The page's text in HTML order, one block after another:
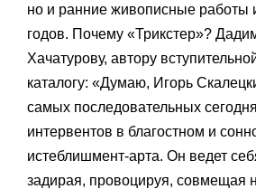
но и ранние живописные работы
годов. Почему «Трикстер»?
Хачатурову, автору
каталогу: «Думаю, Игорь
самых последовательных
интервентов в благостном и
истеблишмент-арта. Он ведет
задирая, провоцируя, совмещая